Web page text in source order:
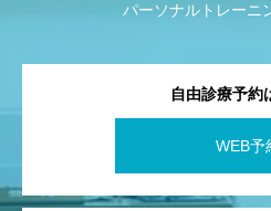
パーソナルトレーニ
自由診療予約
WEB予